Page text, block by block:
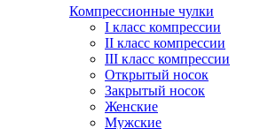
Компрессионные чулки
I класс компрессии
II класс компрессии
III класс компрессии
Открытый носок
Закрытый носок
Женские
Мужские